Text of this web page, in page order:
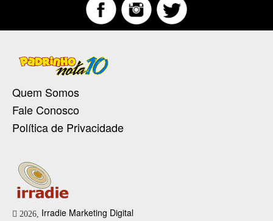
Quem Somos
Fale Conosco
Política de Privacidade
2026, Irradie Marketing Digital